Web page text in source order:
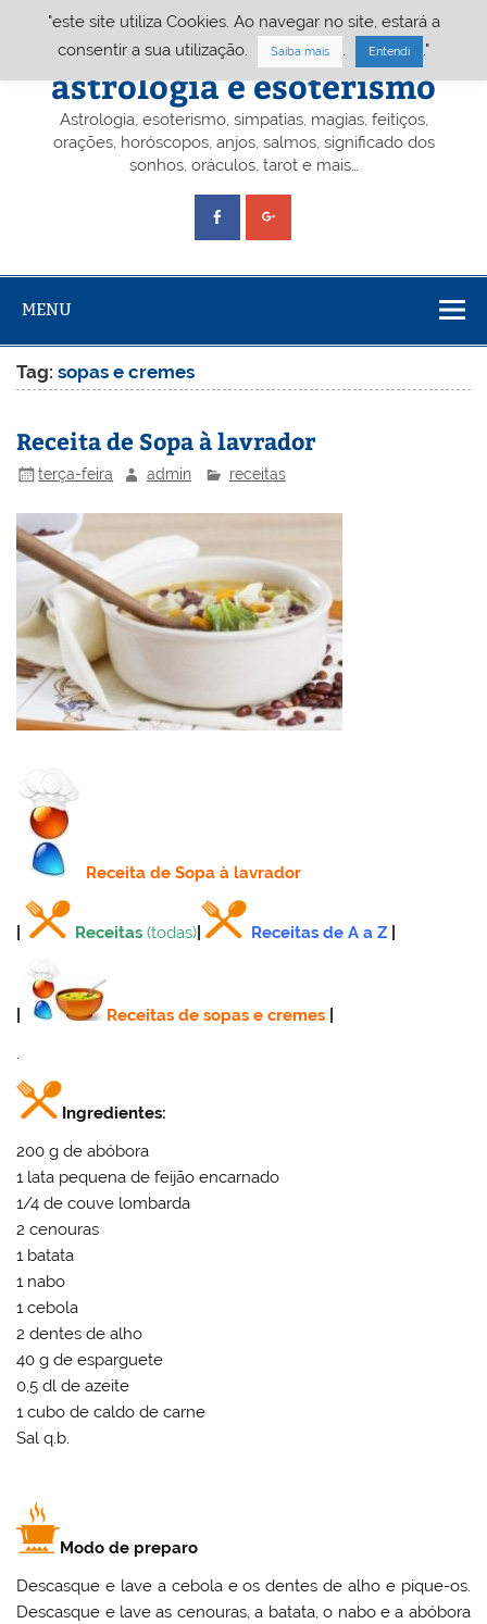
Portal A&E – Portal
astrologia e esoterismo
Astrologia, esoterismo, simpatias, magias, feitiços,
orações, horóscopos, anjos, salmos, significado dos
sonhos, oráculos, tarot e mais…
MENU
Tag:sopas e cremes
Receita de Sopa à lavrador
terça-feira admin receitas
Receitade Sopa à lavrador
Receitas (todas) Receitas de A a Z
Receitas de sopas e cremes
.
Ingredientes:
200 g de abóbora
1 lata pequena de feijão encarnado
1/4 de couve lombarda
2 cenouras
1 batata
1 nabo
1 cebola
2 dentes de alho
40 g de esparguete
0,5 dl de azeite
1 cubo de caldo de carne
Sal q.b.
Modo de preparo
Descasque e lave a cebola e os dentes de alho e pique-os.
Descasque e lave as cenouras, a batata, o nabo e a abóbora
"este site utiliza Cookies. Ao navegar no site, estará a
consentir a sua utilização.
Saiba mais Entendi ."